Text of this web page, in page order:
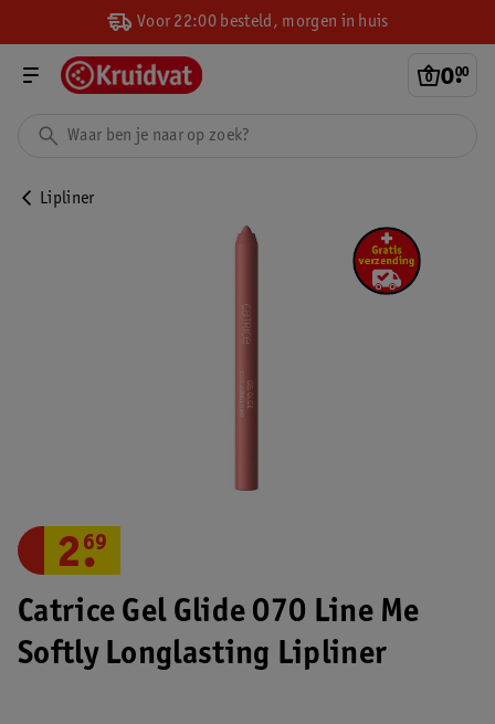
Voor 22:00 besteld, morgen in huis
0.
00
Lipliner
Catrice Gel Glide 070 Line Me
Softly Longlasting Lipliner
2.
69